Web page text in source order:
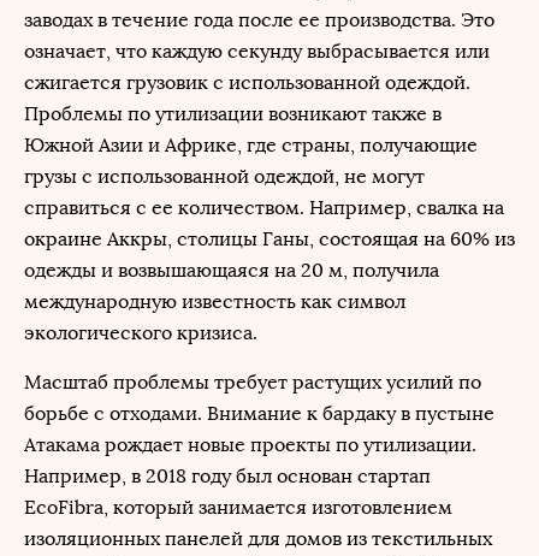
заводах в течение года после ее производства. Это
означает, что каждую секунду выбрасывается или
сжигается грузовик с использованной одеждой.
Проблемы по утилизации возникают также в
Южной Азии и Африке, где страны, получающие
грузы с использованной одеждой, не могут
справиться с ее количеством. Например, свалка на
окраине Аккры, столицы Ганы, состоящая на 60% из
одежды и возвышающаяся на 20 м, получила
международную известность как символ
экологического кризиса.
Масштаб проблемы требует растущих усилий по
борьбе с отходами. Внимание к бардаку в пустыне
Атакама рождает новые проекты по утилизации.
Например, в 2018 году был основан стартап
EcoFibra, который занимается изготовлением
изоляционных панелей для домов из текстильных